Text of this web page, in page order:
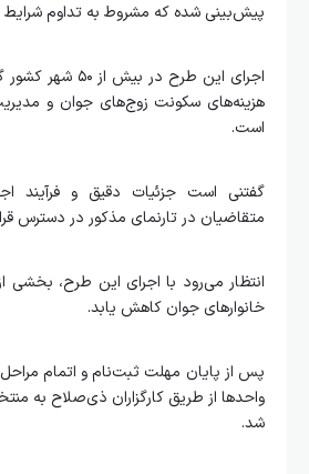
پیش‌بینی شده که مشروط به تداوم شرایط
اجرای این طرح در
هزینه‌های سکونت زوج‌های جوان و
است.
گفتنی است جزئیات دقیق و فرآیند
متقاضیان در تارنمای مذکور در دسترس
انتظار می‌رود با اجرای این طرح، بخشی
خانوارهای جوان کاهش یابد.
پس از پایان مهلت ثبت‌نام و اتمام مراحل
واحدها از طریق کارگزاران ذی‌صلاح به
شد.